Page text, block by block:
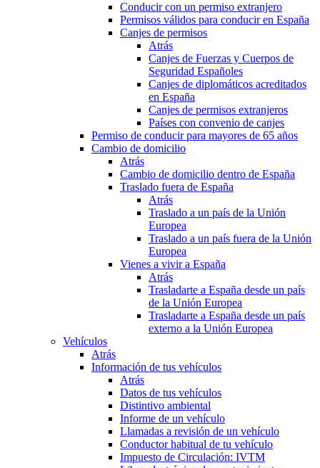
Conducir con un permiso extranjero
Permisos válidos para conducir en España
Canjes de permisos
Atrás
Canjes de Fuerzas y Cuerpos de
Seguridad Españoles
Canjes de diplomáticos acreditados
en España
Canjes de permisos extranjeros
Países con convenio de canjes
Permiso de conducir para mayores de 65 años
Cambio de domicilio
Atrás
Cambio de domicilio dentro de España
Traslado fuera de España
Atrás
Traslado a un país de la Unión
Europea
Traslado a un país fuera de la Unión
Europea
Vienes a vivir a España
Atrás
Trasladarte a España desde un país
de la Unión Europea
Trasladarte a España desde un país
externo a la Unión Europea
Vehículos
Atrás
Información de tus vehículos
Atrás
Datos de tus vehículos
Distintivo ambiental
Informe de un vehículo
Llamadas a revisión de un vehículo
Conductor habitual de tu vehículo
Impuesto de Circulación: IVTM